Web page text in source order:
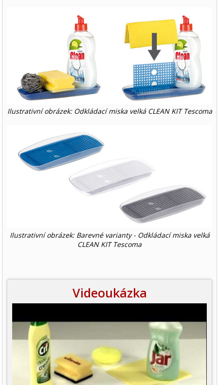
Ilustrativní obrázek: Odkládací miska velká CLEAN KIT Tescoma
Ilustrativní obrázek: Barevné varianty - Odkládací miska velká
CLEAN KIT Tescoma
Videoukázka